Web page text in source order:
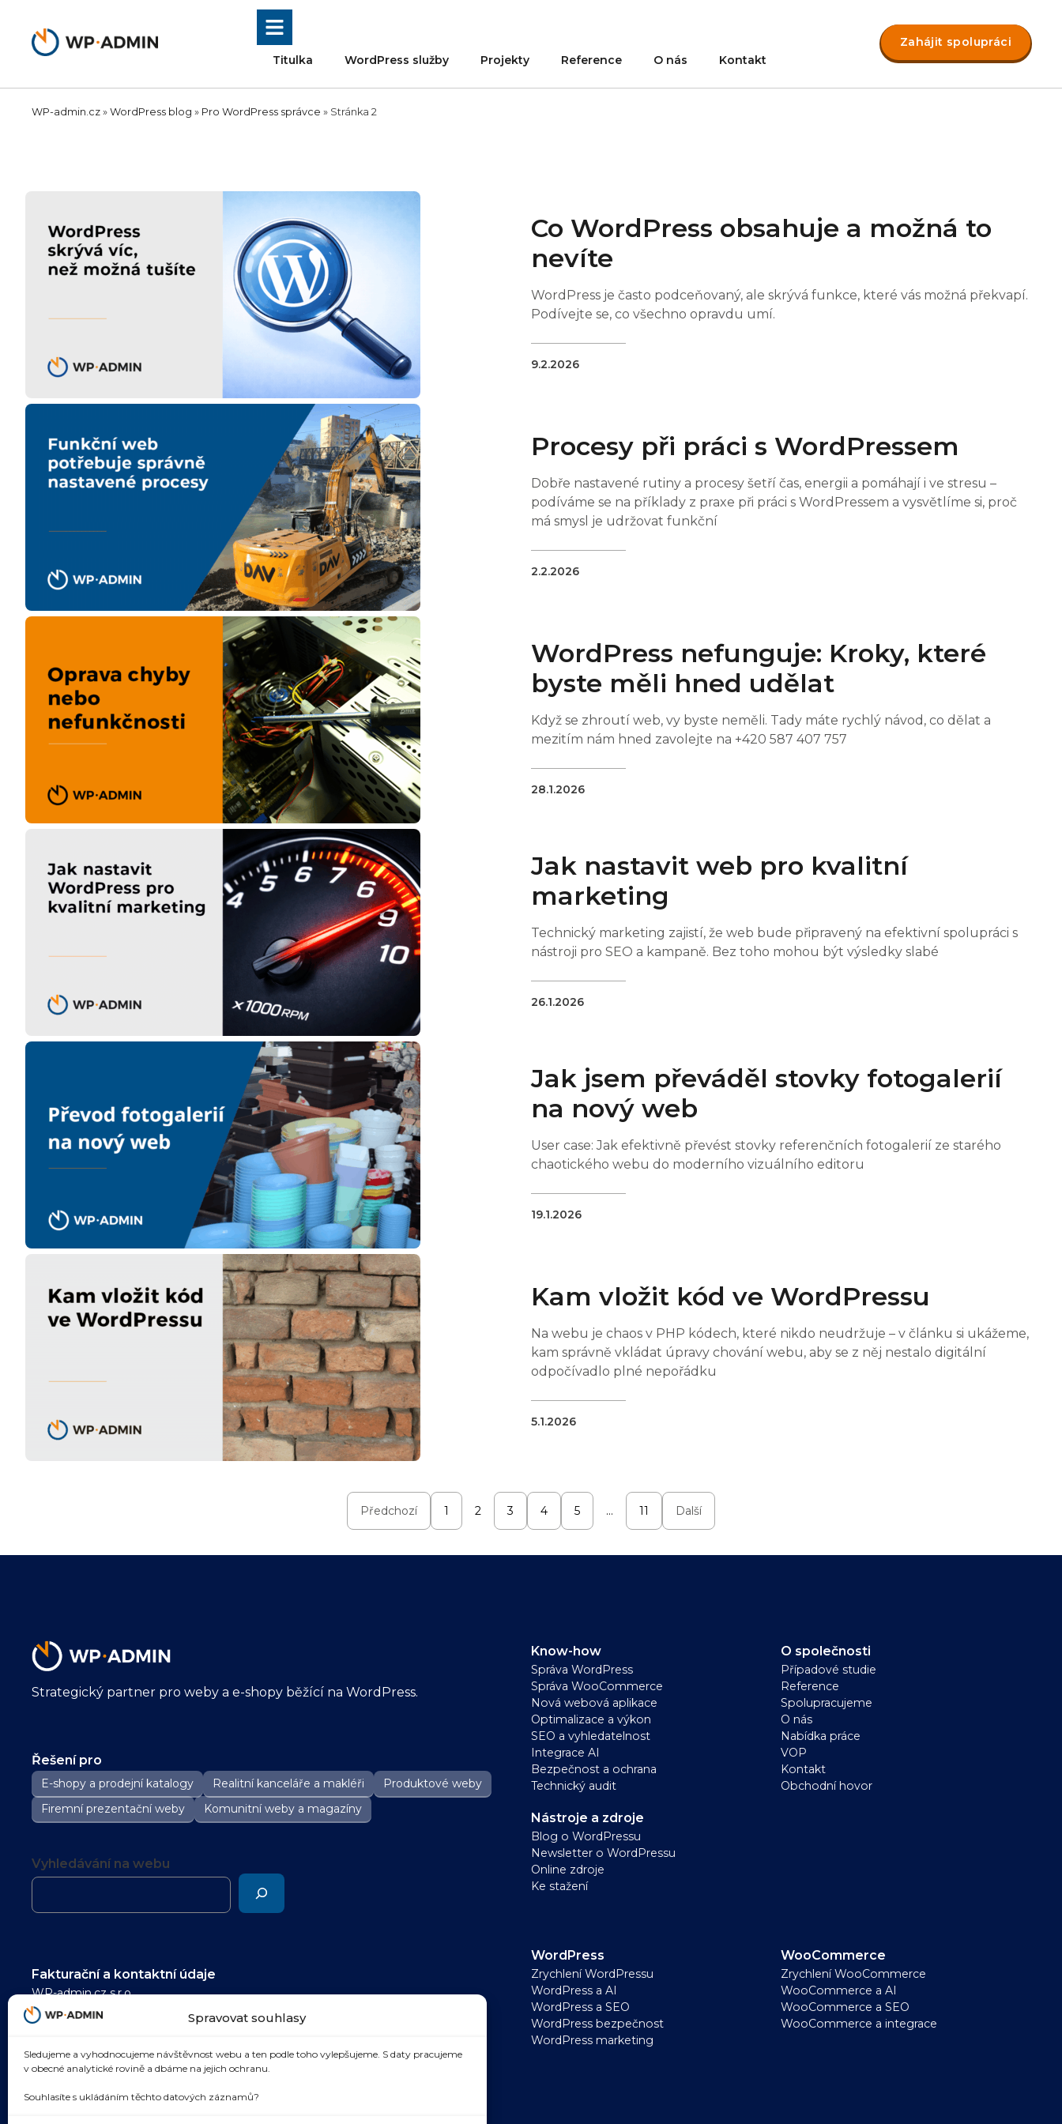
Spravovat souhlasy
Sledujeme a vyhodnocujeme návštěvnost webu a ten podle toho vylepšujeme. S daty pracujeme
v obecné analytické rovině a dbáme na jejich ochranu.
Souhlasíte s ukládáním těchto datových záznamů?
obsah
Titulka WordPress služby Projekty Reference O nás Kontakt
Zahájit spolupráci
WP-admin.cz » WordPress blog » Pro WordPress správce » Stránka 2
Co WordPress obsahuje a možná to
nevíte
WordPress je často podceňovaný, ale skrývá funkce, které vás možná překvapí.
Podívejte se, co všechno opravdu umí.
9.2.2026
Procesy při práci s WordPressem
Dobře nastavené rutiny a procesy šetří čas, energii a pomáhají i ve stresu –
podíváme se na příklady z praxe při práci s WordPressem a vysvětlíme si, proč
má smysl je udržovat funkční
2.2.2026
WordPress nefunguje: Kroky, které
byste měli hned udělat
Když se zhroutí web, vy byste neměli. Tady máte rychlý návod, co dělat a
mezitím nám hned zavolejte na +420 587 407 757
28.1.2026
Jak nastavit web pro kvalitní
marketing
Technický marketing zajistí, že web bude připravený na efektivní spolupráci s
nástroji pro SEO a kampaně. Bez toho mohou být výsledky slabé
26.1.2026
Jak jsem převáděl stovky fotogalerií
na nový web
User case: Jak efektivně převést stovky referenčních fotogalerií ze starého
chaotického webu do moderního vizuálního editoru
19.1.2026
Kam vložit kód ve WordPressu
Na webu je chaos v PHP kódech, které nikdo neudržuje – v článku si ukážeme,
kam správně vkládat úpravy chování webu, aby se z něj nestalo digitální
odpočívadlo plné nepořádku
5.1.2026
Předchozí 1 2 3 4 5 … 11 Další
Strategický partner pro weby a e-shopy běžící na WordPress.
Řešení pro
E-shopy a prodejní katalogy Realitní kanceláře a makléři
Produktové weby
Firemní prezentační weby
Komunitní weby a magazíny
Vyhledávání na webu
Fakturační a kontaktní údaje
WP-admin.cz s.r.o.
pomoc@wp-admin.cz
DIČ: CZ05985480
Dolní náměstí 305/21, Opava 746 01
Know-how
Správa WordPress
Správa WooCommerce
Nová webová aplikace
Optimalizace a výkon
SEO a vyhledatelnost
Integrace AI
Bezpečnost a ochrana
Technický audit
Nástroje a zdroje
Blog o WordPressu
Newsletter o WordPressu
Online zdroje
Ke stažení
O společnosti
Případové studie
Reference
Spolupracujeme
O nás
Nabídka práce
VOP
Kontakt
Obchodní hovor
WordPress
Zrychlení WordPressu
WordPress a AI
WordPress a SEO
WordPress bezpečnost
WordPress marketing
WooCommerce
Zrychlení WooCommerce
WooCommerce a AI
WooCommerce a SEO
WooCommerce a integrace